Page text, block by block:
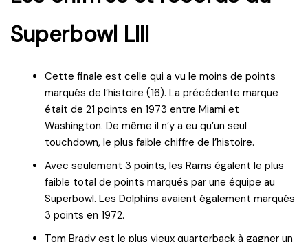
Superbowl LIII
Cette finale est celle qui a vu le moins de points
marqués de l’histoire (16). La précédente marque
était de 21 points en 1973 entre Miami et
Washington. De même il n’y a eu qu’un seul
touchdown, le plus faible chiffre de l’histoire.
Avec seulement 3 points, les Rams égalent le plus
faible total de points marqués par une équipe au
Superbowl. Les Dolphins avaient également marqués
3 points en 1972.
Tom Brady est le plus vieux quarterback à gagner un